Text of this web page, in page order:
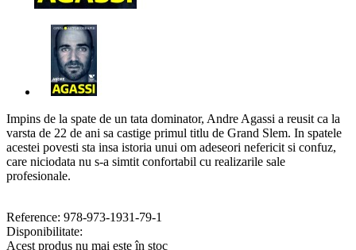
Impins de la spate de un tata dominator, Andre Agassi a reusit ca la
varsta de 22 de ani sa castige primul titlu de Grand Slem. In spatele
acestei povesti sta insa istoria unui om adeseori nefericit si confuz,
care niciodata nu s-a simtit confortabil cu realizarile sale
profesionale.
Reference: 978-973-1931-79-1
Disponibilitate:
Acest produs nu mai este în stoc